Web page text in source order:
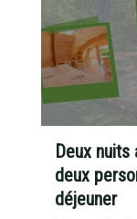
Deux
deux
déjeuner